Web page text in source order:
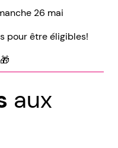
26 mai
pour être éligibles!
aux